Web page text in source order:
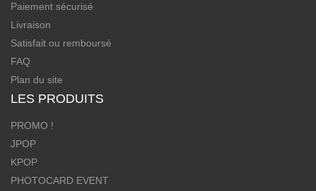
Paiement sécurisé
Livraison
Satisfait ou remboursé
FAQ
Plan du site
LES PRODUITS
PROMO !
JPOP
KPOP
PHOTOCARD EVENT